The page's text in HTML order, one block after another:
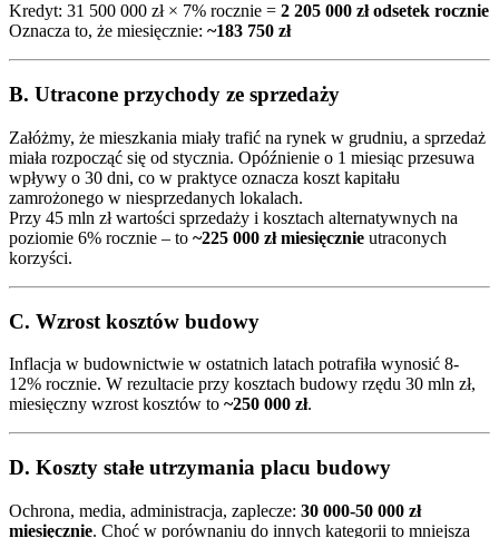
Kredyt: 31 500 000 zł × 7% rocznie = 2 205 000 zł odsetek rocznie
Oznacza to, że miesięcznie: ~183 750 zł
B. Utracone przychody ze sprzedaży
Załóżmy, że mieszkania miały trafić na rynek w grudniu, a sprzedaż
miała rozpocząć się od stycznia. Opóźnienie o 1 miesiąc przesuwa
wpływy o 30 dni, co w praktyce oznacza koszt kapitału
zamrożonego w niesprzedanych lokalach.
Przy 45 mln zł wartości sprzedaży i kosztach alternatywnych na
poziomie 6% rocznie – to ~225 000 zł miesięcznie utraconych
korzyści.
C. Wzrost kosztów budowy
Inflacja w budownictwie w ostatnich latach potrafiła wynosić 8-
12% rocznie. W rezultacie przy kosztach budowy rzędu 30 mln zł,
miesięczny wzrost kosztów to ~250 000 zł.
D. Koszty stałe utrzymania placu budowy
Ochrona, media, administracja, zaplecze: 30 000-50 000 zł
miesięcznie. Choć w porównaniu do innych kategorii to mniejsza